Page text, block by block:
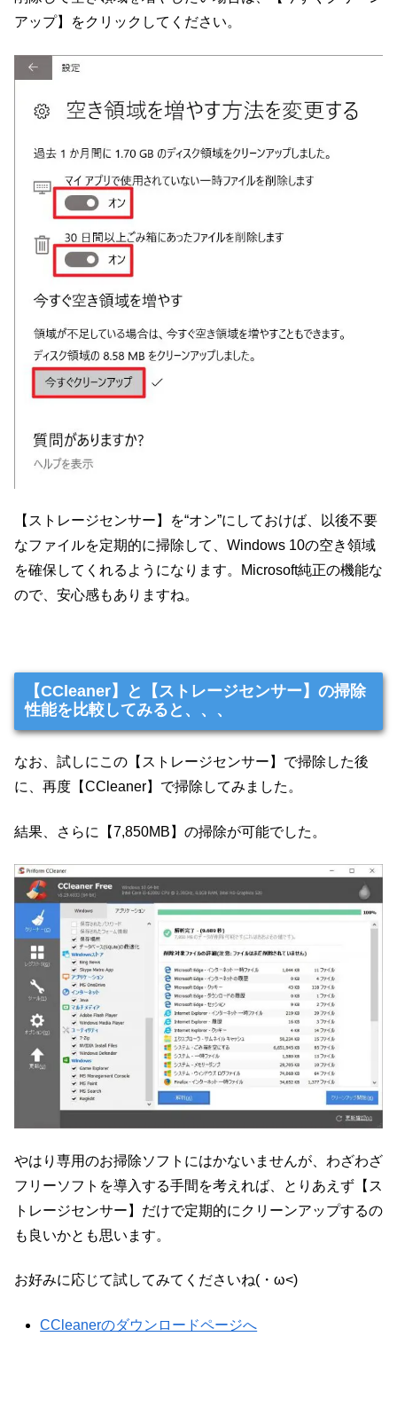
アップ】をクリックしてください。
【ストレージセンサー】を“オン”にしておけば、以後不要
なファイルを定期的に掃除して、Windows 10の空き領域
を確保してくれるようになります。Microsoft純正の機能な
ので、安心感もありますね。
【CCleaner】と【ストレージセンサー】の掃除
性能を比較してみると、、、
なお、試しにこの【ストレージセンサー】で掃除した後
に、再度【CCleaner】で掃除してみました。
結果、さらに【7,850MB】の掃除が可能でした。
やはり専用のお掃除ソフトにはかないませんが、わざわざ
フリーソフトを導入する手間を考えれば、とりあえず【ス
トレージセンサー】だけで定期的にクリーンアップするの
も良いかとも思います。
お好みに応じて試してみてくださいね(・ω<)
CCleanerのダウンロードページへ